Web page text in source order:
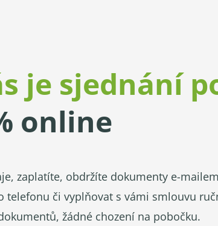
je sjednání
online
zaplatíte, obdržíte dokumenty e-
telefonu či vyplňovat s vámi smlouvu
žádné chození na pobočku.